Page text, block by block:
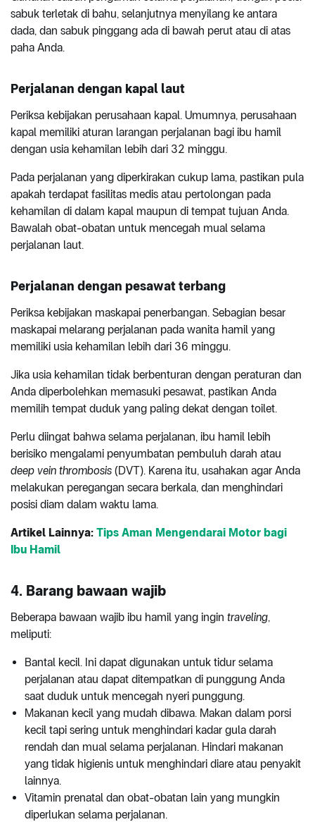
sabuk terletak di bahu, selanjutnya menyilang ke antara
dada, dan sabuk pinggang ada di bawah perut atau di atas
paha Anda.
Perjalanan dengan kapal laut
Periksa kebijakan perusahaan kapal. Umumnya, perusahaan
kapal memiliki aturan larangan perjalanan bagi ibu hamil
dengan usia kehamilan lebih dari 32 minggu.
Pada perjalanan yang diperkirakan cukup lama, pastikan pula
apakah terdapat fasilitas medis atau pertolongan pada
kehamilan di dalam kapal maupun di tempat tujuan Anda.
Bawalah obat-obatan untuk mencegah mual selama
perjalanan laut.
Perjalanan dengan pesawat terbang
Periksa kebijakan maskapai penerbangan. Sebagian besar
maskapai melarang perjalanan pada wanita hamil yang
memiliki usia kehamilan lebih dari 36 minggu.
Jika usia kehamilan tidak berbenturan dengan peraturan dan
Anda diperbolehkan memasuki pesawat, pastikan Anda
memilih tempat duduk yang paling dekat dengan toilet.
Perlu diingat bahwa selama perjalanan, ibu hamil lebih
berisiko mengalami penyumbatan pembuluh darah atau
deep vein thrombosis (DVT). Karena itu, usahakan agar Anda
melakukan peregangan secara berkala, dan menghindari
posisi diam dalam waktu lama.
Artikel Lainnya: Tips Aman Mengendarai Motor bagi
Ibu Hamil
4. Barang bawaan wajib
Beberapa bawaan wajib ibu hamil yang ingin traveling,
meliputi:
Bantal kecil. Ini dapat digunakan untuk tidur selama
perjalanan atau dapat ditempatkan di punggung Anda
saat duduk untuk mencegah nyeri punggung.
Makanan kecil yang mudah dibawa. Makan dalam porsi
kecil tapi sering untuk menghindari kadar gula darah
rendah dan mual selama perjalanan. Hindari makanan
yang tidak higienis untuk menghindari diare atau penyakit
lainnya.
Vitamin prenatal dan obat-obatan lain yang mungkin
diperlukan selama perjalanan.